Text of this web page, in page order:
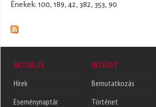
Énekek: 100, 189, 42, 382, 353, 90
AKTUÁLIS
Hírek
Eseménynaptár
INTÉZET
Bemutatkozás
Történet